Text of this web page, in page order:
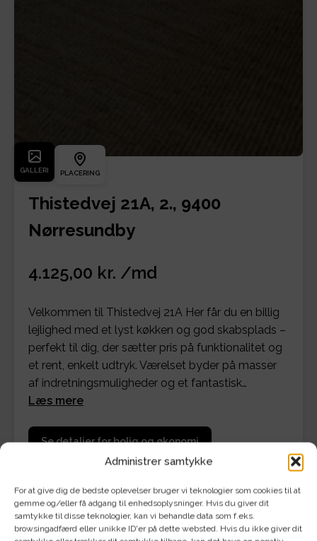
Administrer samtykke
For at give dig de bedste oplevelser bruger vi teknologier som cookies til at
gemme og/eller få adgang til enhedsoplysninger. Hvis du giver dit
samtykke til disse teknologier, kan vi behandle data som f.eks.
browsingadfærd eller unikke ID'er på dette websted. Hvis du ikke giver dit
GALLERI PLACERING
Thistedvej 21A, 2., 9400
Nørresundby
4.125,00 kr. /md
Velkommen til Thistedvej 21A Her får du en billig
lejlighed med et lyst køkken og god skabsplads –
perfekt til dig, der sætter pris på funktionalitet og
et rent, enkelt udtryk. Værelset byder på masser
af indretningsmuligheder og et fantastisk…
Læs mere
Se detaljer for bolig og økonomi